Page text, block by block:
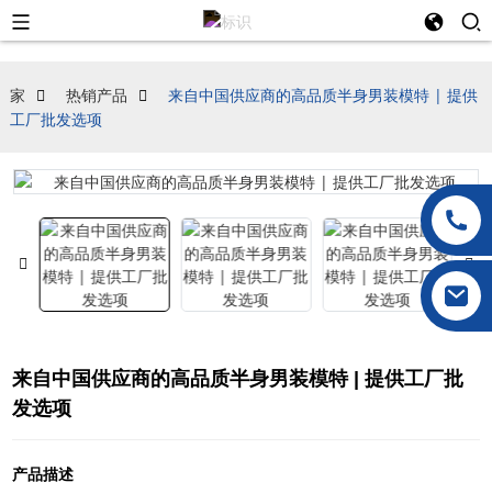
家 热销产品
来自中国供应商的高品质半身男装模特 | 提供
工厂批发选项
来自中国供应商的高品质半身男装模特 | 提供工厂批
发选项
产品描述